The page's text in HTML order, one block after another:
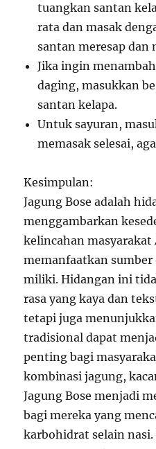
tuangkan santan
rata dan masak
santan meresap dan
Jika ingin
daging, masukkan
santan kelapa.
Untuk sayuran,
memasak selesai,
Kesimpulan:
Jagung Bose adalah
menggambarkan
kelincahan masyarakat
memanfaatkan sumber
miliki. Hidangan ini
rasa yang kaya dan
tetapi juga
tradisional dapat
penting bagi
kombinasi jagung,
Jagung Bose menjadi
bagi mereka yang
karbohidrat selain nasi.